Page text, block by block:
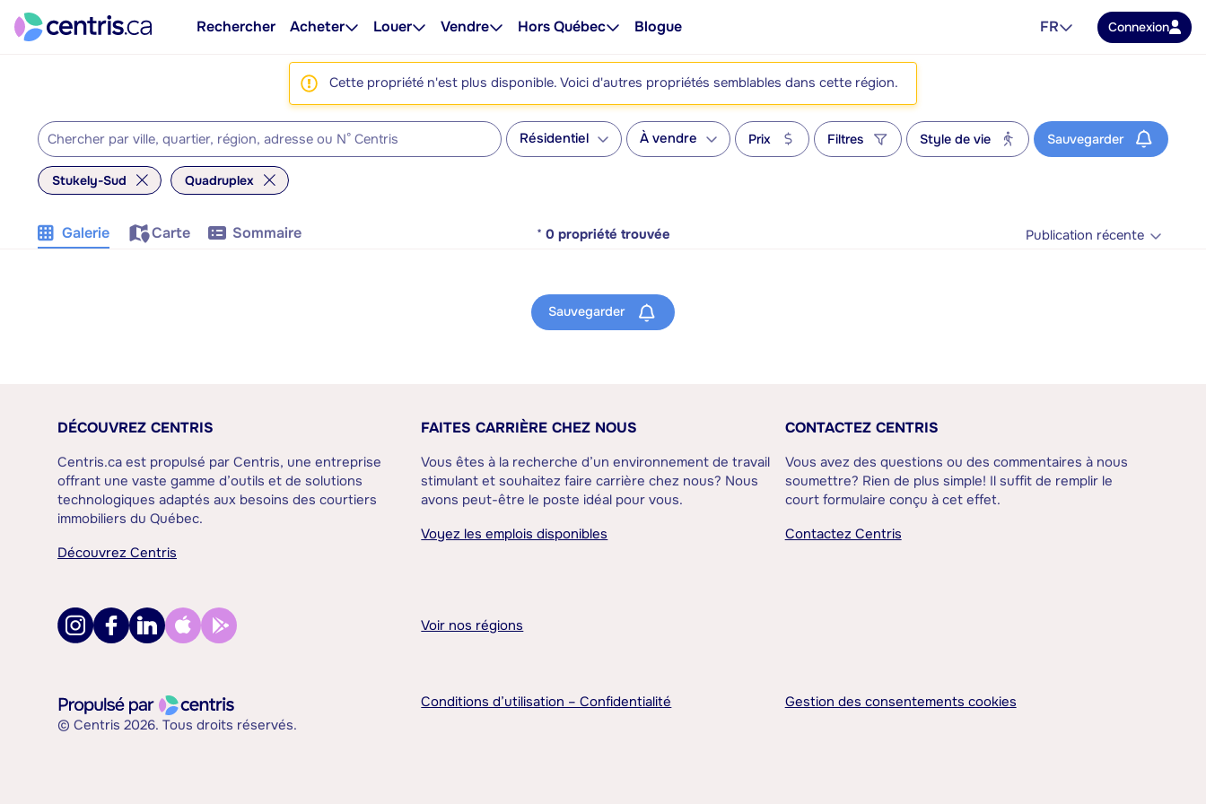
Rechercher Acheter Louer Vendre Hors Québec Blogue FR Connexion
Cette propriété n'est plus disponible. Voici d'autres propriétés semblables dans cette région.
Résidentiel À vendre Prix Filtres Style de vie Sauvegarder
Stukely-Sud Quadruplex
Galerie Carte Sommaire * 0 propriété trouvée Publication récente
Sauvegarder
DÉCOUVREZ CENTRIS
Centris.ca est propulsé par Centris, une entreprise
offrant une vaste gamme d’outils et de solutions
technologiques adaptés aux besoins des courtiers
immobiliers du Québec.
Découvrez Centris
FAITES CARRIÈRE CHEZ NOUS
Vous êtes à la recherche d’un environnement de travail
stimulant et souhaitez faire carrière chez nous? Nous
avons peut-être le poste idéal pour vous.
Voyez les emplois disponibles
CONTACTEZ CENTRIS
Vous avez des questions ou des commentaires à nous
soumettre? Rien de plus simple! Il suffit de remplir le
court formulaire conçu à cet effet.
Contactez Centris
Voir nos régions
© Centris 2026. Tous droits réservés.
Conditions d’utilisation – Confidentialité Gestion des consentements cookies